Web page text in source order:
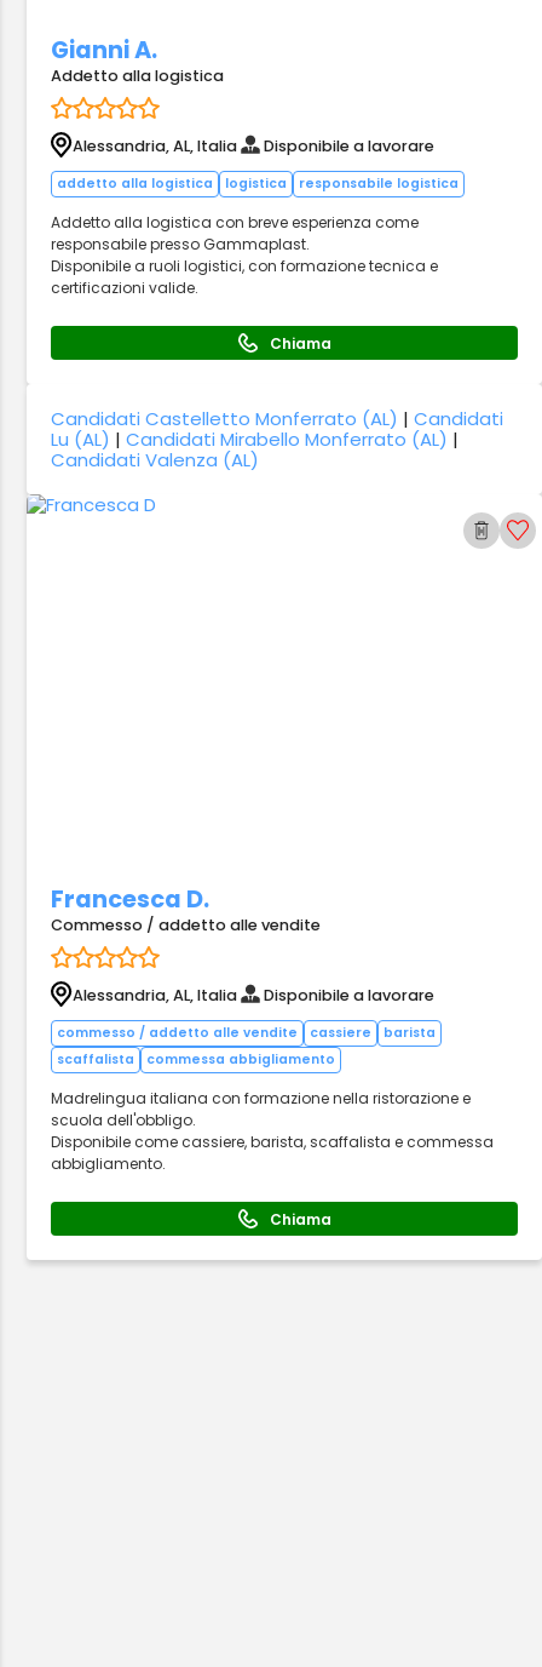
Gianni A.
Addetto alla logistica
Alessandria, AL, Italia Disponibile a lavorare
addetto alla logistica logistica responsabile logistica
Addetto alla logistica con breve esperienza come
responsabile presso Gammaplast.
Disponibile a ruoli logistici, con formazione tecnica e
certificazioni valide.
Chiama
Candidati Castelletto Monferrato (AL) |Candidati
Lu (AL) |Candidati Mirabello Monferrato (AL) |
Candidati Valenza (AL)
Francesca D.
Commesso / addetto alle vendite
Alessandria, AL, Italia Disponibile a lavorare
commesso / addetto alle vendite cassiere
barista
scaffalista
commessa abbigliamento
Madrelingua italiana con formazione nella ristorazione e
scuola dell'obbligo.
Disponibile come cassiere, barista, scaffalista e commessa
abbigliamento.
Chiama